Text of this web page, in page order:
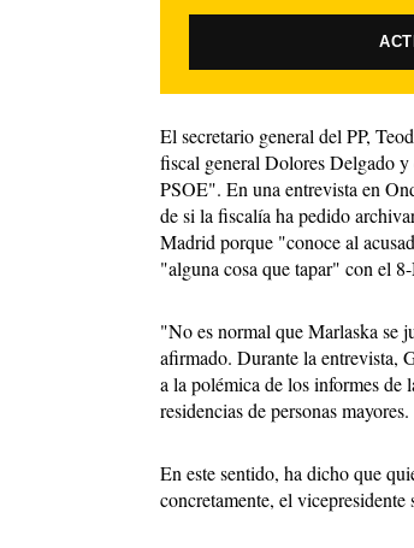
El secretario general del PP,
fiscal general Dolores Delgado
PSOE". En una entrevista en
de si la fiscalía ha pedido
Madrid porque "conoce al
"alguna cosa que tapar" con el
"No es normal que Marlaska se
afirmado. Durante la entrevista,
a la polémica de los informes de
residencias de personas mayores.
En este sentido, ha dicho que
concretamente, el vicepresidente